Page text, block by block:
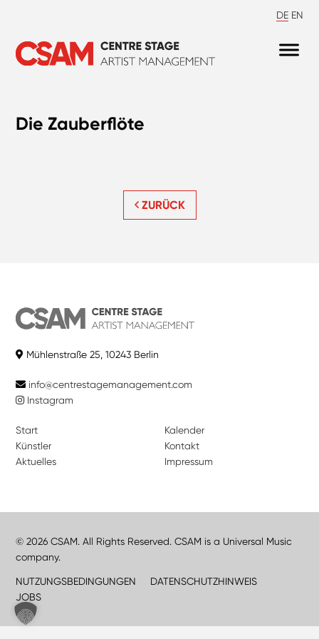
DE EN
Die Zauberflöte
ZURÜCK
Mühlenstraße 25, 10243 Berlin
info@centrestagemanagement.com
Instagram
Start
Künstler
Aktuelles
Kalender
Kontakt
Impressum
© 2026 CSAM. All Rights Reserved. CSAM is a Universal Music
company.
NUTZUNGSBEDINGUNGEN
DATENSCHUTZHINWEIS
JOBS